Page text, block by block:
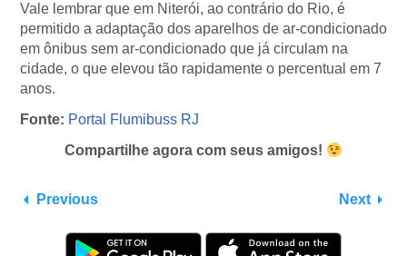
Vale lembrar que em Niterói, ao contrário do Rio, é
permitido a adaptação dos aparelhos de ar-condicionado
em ônibus sem ar-condicionado que já circulam na
cidade, o que elevou tão rapidamente o percentual em 7
anos.
Fonte: Portal Flumibuss RJ
Compartilhe agora com seus amigos!
Previous Next